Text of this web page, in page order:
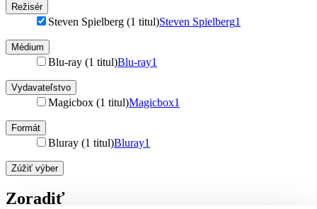
Režisér
Steven Spielberg (1 titul)Steven Spielberg1
Médium
Blu-ray (1 titul)Blu-ray1
Vydavateľstvo
Magicbox (1 titul)Magicbox1
Formát
Bluray (1 titul)Bluray1
Zúžiť výber
Zoradiť